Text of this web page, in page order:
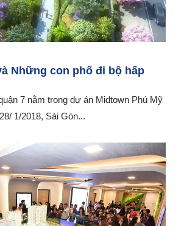
Những con phố đi bộ hấp
7 nằm trong dự án Midtown Phú Mỹ
1/2018, Sài Gòn...